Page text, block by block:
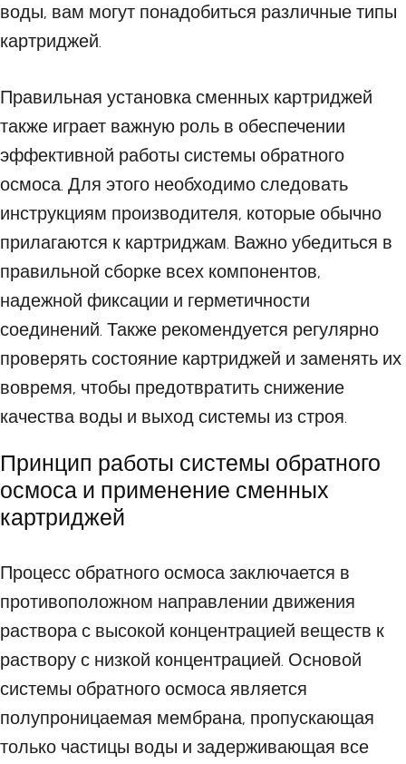
воды, вам могут понадобиться различные типы
картриджей.
Правильная установка сменных картриджей
также играет важную роль в обеспечении
эффективной работы системы обратного
осмоса. Для этого необходимо следовать
инструкциям производителя, которые обычно
прилагаются к картриджам. Важно убедиться в
правильной сборке всех компонентов,
надежной фиксации и герметичности
соединений. Также рекомендуется регулярно
проверять состояние картриджей и заменять их
вовремя, чтобы предотвратить снижение
качества воды и выход системы из строя.
Принцип работы системы обратного
осмоса и применение сменных
картриджей
Процесс обратного осмоса заключается в
противоположном направлении движения
раствора с высокой концентрацией веществ к
раствору с низкой концентрацией. Основой
системы обратного осмоса является
полупроницаемая мембрана, пропускающая
только частицы воды и задерживающая все